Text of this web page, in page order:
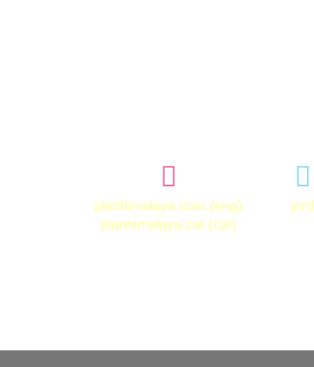
planhimalaya.com (eng)
planhimalaya.cat(cat)